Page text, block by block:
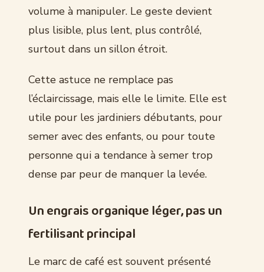
volume à manipuler. Le geste devient
plus lisible, plus lent, plus contrôlé,
surtout dans un sillon étroit.
Cette astuce ne remplace pas
l’éclaircissage, mais elle le limite. Elle est
utile pour les jardiniers débutants, pour
semer avec des enfants, ou pour toute
personne qui a tendance à semer trop
dense par peur de manquer la levée.
Un engrais organique léger, pas un
fertilisant principal
Le marc de café est souvent présenté